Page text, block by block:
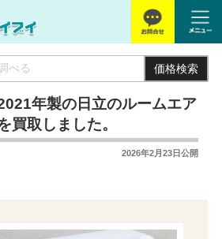
価格検索
年製の日立のルームエア
買取しました。
2026年2月23日公開